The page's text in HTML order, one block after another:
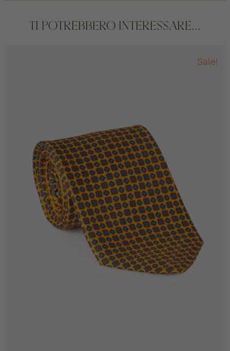
TI POTREBBERO INTERESSARE...
Sale!